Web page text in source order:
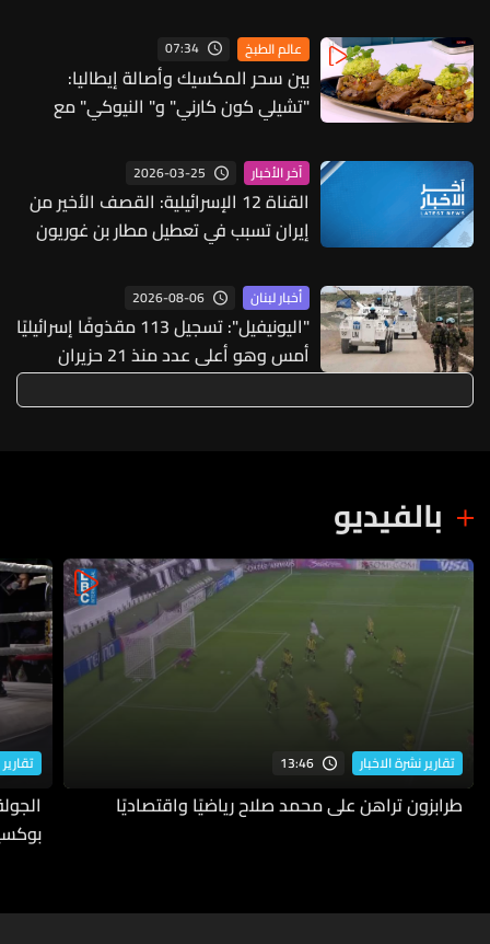
عالم الطبخ 07:34
بين سحر المكسيك وأصالة إيطاليا:
"تشيلي كون كارني" و" النيوكي" مع
آخر الأخبار 2026-03-25
القناة 12 الإسرائيلية: القصف الأخير من
إيران تسبب في تعطيل مطار بن غوريون
أخبار لبنان 2026-08-06
"اليونيفيل": تسجيل 113 مقذوفًا إسرائيليًا
أمس وهو أعلى عدد منذ 21 حزيران
بالفيديو
تقارير نشرة الاخبار 13:46
طرابزون تراهن على محمد صلاح رياضيًا واقتصاديًا